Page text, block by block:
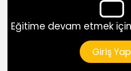
Eğitime devam etmek
Giriş Yap